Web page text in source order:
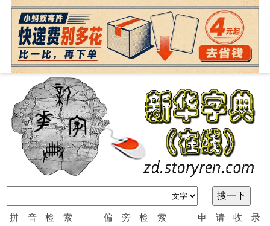
拼音检索 偏旁检索 申请收录